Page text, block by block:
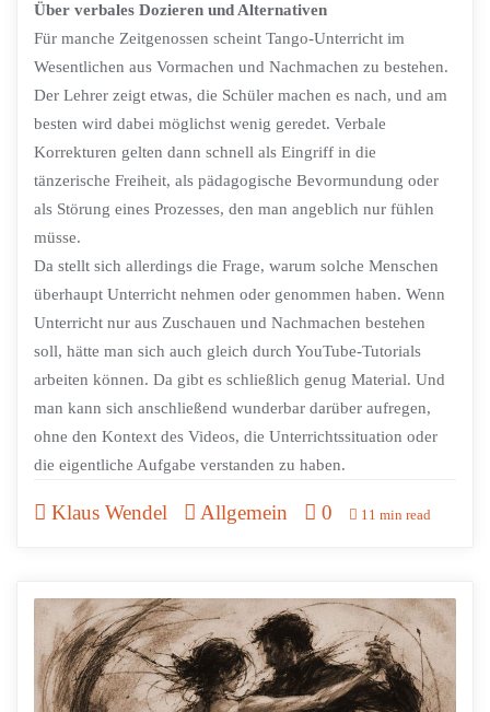
Über verbales Dozieren und Alternativen
Für manche Zeitgenossen scheint Tango-Unterricht im
Wesentlichen aus Vormachen und Nachmachen zu bestehen.
Der Lehrer zeigt etwas, die Schüler machen es nach, und am
besten wird dabei möglichst wenig geredet. Verbale
Korrekturen gelten dann schnell als Eingriff in die
tänzerische Freiheit, als pädagogische Bevormundung oder
als Störung eines Prozesses, den man angeblich nur fühlen
müsse.
Da stellt sich allerdings die Frage, warum solche Menschen
überhaupt Unterricht nehmen oder genommen haben. Wenn
Unterricht nur aus Zuschauen und Nachmachen bestehen
soll, hätte man sich auch gleich durch YouTube-Tutorials
arbeiten können. Da gibt es schließlich genug Material. Und
man kann sich anschließend wunderbar darüber aufregen,
ohne den Kontext des Videos, die Unterrichtssituation oder
die eigentliche Aufgabe verstanden zu haben.
Klaus Wendel Allgemein 0 11 min read